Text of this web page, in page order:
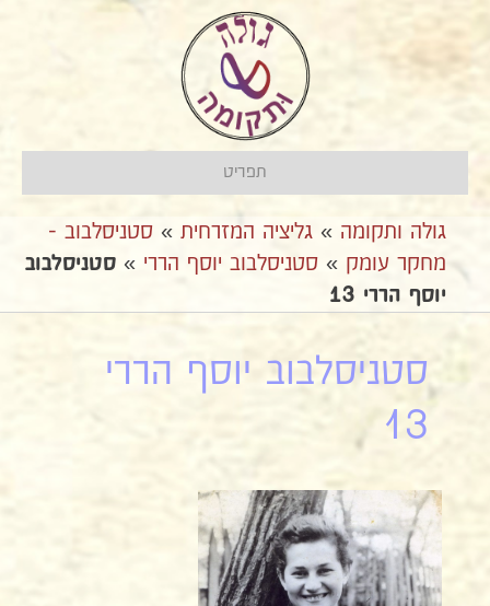
תפריט
גולה ותקומה » גליציה המזרחית » סטניסלבוב -
מחקר עומק » סטניסלבוב יוסף הררי » סטניסלבוב
יוסף הררי 13
סטניסלבוב יוסף הררי
13